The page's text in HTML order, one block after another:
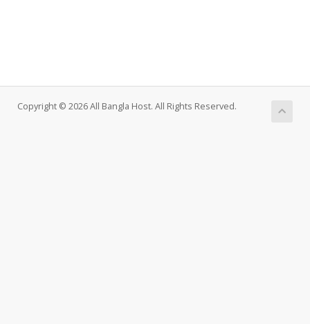
Copyright © 2026 All Bangla Host. All Rights Reserved.